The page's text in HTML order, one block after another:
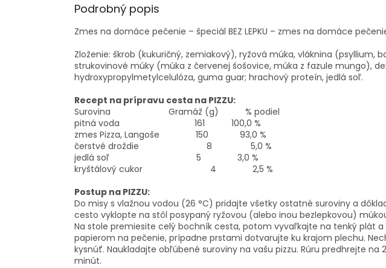
Podrobný popis
Zmes na domáce pečenie – špeciál BEZ LEPKU – zmes na domáce
Zloženie: škrob (kukuričný, zemiakový), ryžová múka, vláknina (psyllium,
strukovinové múky (múka z červenej šošovice, múka z fazule mungo),
hydroxypropylmetylcelulóza, guma guar; hrachový proteín, jedlá soľ.
Recept na prípravu cesta na PIZZU:
Surovina Gramáž (g) % podiel
pitná voda 161 100,0 %
zmes Pizza, Langoše 150 93,0 %
čerstvé droždie 8 5,0 %
jedlá soľ 5 3,0 %
kryštálový cukor 4 2,5 %
Postup na PIZZU:
Do misy s vlažnou vodou (26 °C) pridajte všetky ostatné suroviny a
cesto vyklopte na stôl posypaný ryžovou (alebo inou bezlepkovou)
Na stole premiesite celý bochník cesta, potom vyvaľkajte na tenký plát
papierom na pečenie, prípadne prstami dotvarujte ku krajom plechu.
kysnúť. Naukladajte obľúbené suroviny na vašu pizzu. Rúru predhrejte na
minút.